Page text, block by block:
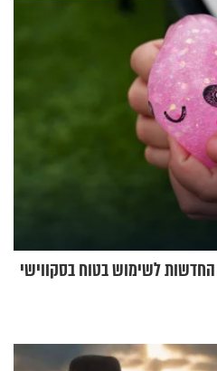
שיצא
לשימוש בטוח בסקווישי